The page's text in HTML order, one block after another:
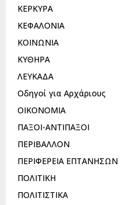
ΚΕΡΚΥΡΑ
ΚΕΦΑΛΟΝΙΑ
ΚΟΙΝΩΝΙΑ
ΚΥΘΗΡΑ
ΛΕΥΚΑΔΑ
Οδηγοί για Αρχάριους
ΟΙΚΟΝΟΜΙΑ
ΠΑΞΟΙ-ΑΝΤΙΠΑΞΟΙ
ΠΕΡΙΒΑΛΛΟΝ
ΠΕΡΙΦΕΡΕΙΑ ΕΠΤΑΝΗΣΩΝ
ΠΟΛΙΤΙΚΗ
ΠΟΛΙΤΙΣΤΙΚΑ